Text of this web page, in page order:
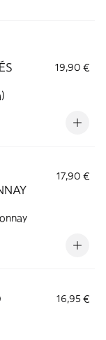
19,90 €
17,90 €
16,95 €